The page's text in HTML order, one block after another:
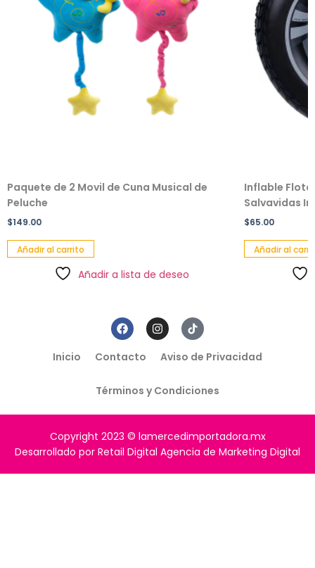
Paquete de 2 Movil de Cuna Musical de
Peluche
$149.00
Añadir al carrito
Añadir a lista de deseo
Inflable
Salvavidas
$65.00
Añadir al
Inicio Contacto Aviso de Privacidad
Términos y Condiciones
Copyright 2023 © lamercedimportadora.mx
Desarrollado por Retail Digital Agencia de Marketing Digital